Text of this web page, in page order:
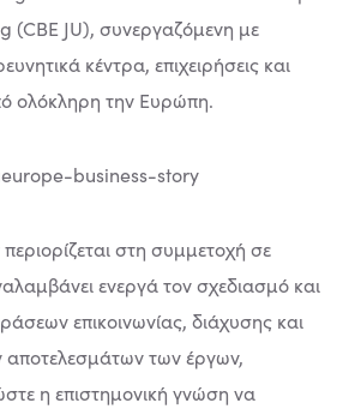
(CBE JU), συνεργαζόμενη με
κέντρα, επιχειρήσεις και
ολόκληρη την Ευρώπη.
στη συμμετοχή σε
ενεργά τον σχεδιασμό και
επικοινωνίας, διάχυσης και
αποτελεσμάτων των έργων,
η επιστημονική γνώση να